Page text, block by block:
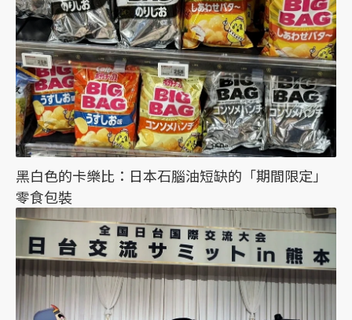
黑白色的卡樂比：日本石腦油短缺的「期間限定」
零食包裝